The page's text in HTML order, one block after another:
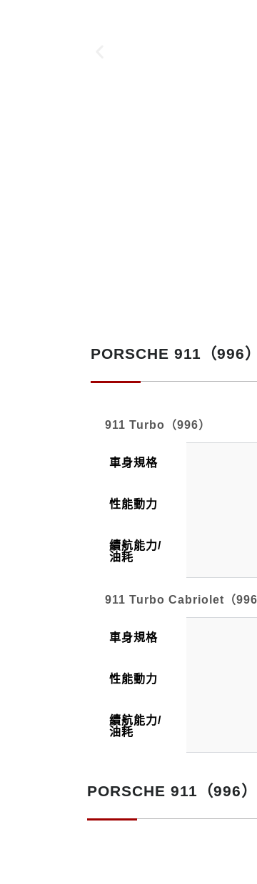
PORSCHE 911（996
911 Turbo（996）
車身規格
性能動力
續航能力/
油耗
911 Turbo Cabriolet （996
車身規格
性能動力
續航能力/
油耗
PORSCHE 911（996